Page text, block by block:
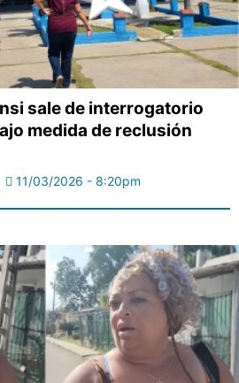
sale de interrogatorio
medida de reclusión
11/03/2026 - 8:20pm